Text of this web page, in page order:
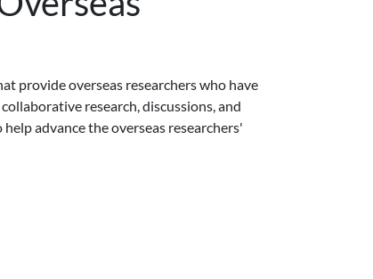
provide overseas researchers who have
research, discussions, and
advance the overseas researchers'